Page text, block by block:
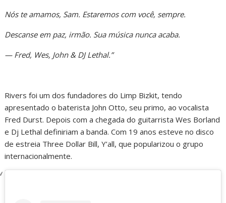
Nós te amamos, Sam. Estaremos com você, sempre.
Descanse em paz, irmão. Sua música nunca acaba.
— Fred, Wes, John & DJ Lethal.”
Rivers foi um dos fundadores do Limp Bizkit, tendo
apresentado o baterista John Otto, seu primo, ao vocalista
Fred Durst. Depois com a chegada do guitarrista Wes Borland
e Dj Lethal definiriam a banda. Com 19 anos esteve no disco
de estreia Three Dollar Bill, Y’all, que popularizou o grupo
internacionalmente.